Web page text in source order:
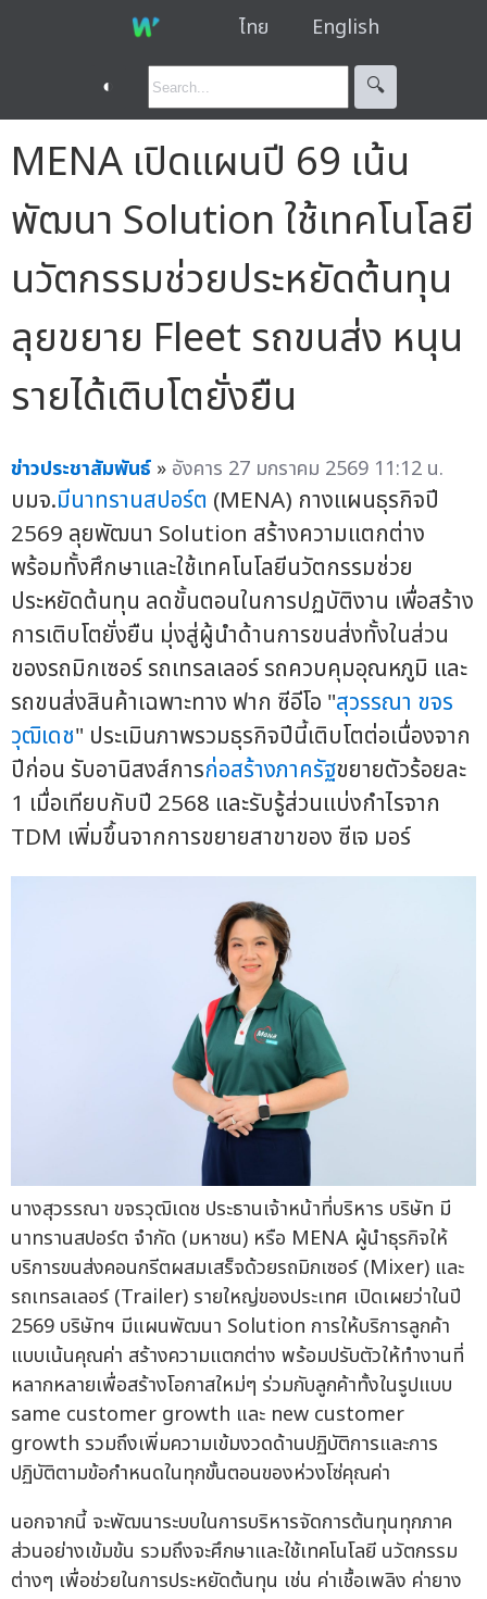
ไทย English
◐ 🔍︎
MENA เปิดแผนปี 69 เน้น
พัฒนา Solution ใช้เทคโนโลยี
นวัตกรรมช่วยประหยัดต้นทุน
ลุยขยาย Fleet รถขนส่ง หนุน
รายได้เติบโตยั่งยืน
ข่าวประชาสัมพันธ์ » อังคาร 27 มกราคม 2569 11:12 น.
บมจ.มีนาทรานสปอร์ต (MENA) กางแผนธุรกิจปี
2569 ลุยพัฒนา Solution สร้างความแตกต่าง
พร้อมทั้งศึกษาและใช้เทคโนโลยีนวัตกรรมช่วย
ประหยัดต้นทุน ลดขั้นตอนในการปฏบัติงาน เพื่อสร้าง
การเติบโตยั่งยืน มุ่งสู่ผู้นำด้านการขนส่งทั้งในส่วน
ของรถมิกเซอร์ รถเทรลเลอร์ รถควบคุมอุณหภูมิ และ
รถขนส่งสินค้าเฉพาะทาง ฟาก ซีอีโอ "สุวรรณา ขจร
วุฒิเดช" ประเมินภาพรวมธุรกิจปีนี้เติบโตต่อเนื่องจาก
ปีก่อน รับอานิสงส์การก่อสร้างภาครัฐขยายตัวร้อยละ
1 เมื่อเทียบกับปี 2568 และรับรู้ส่วนแบ่งกำไรจาก
TDM เพิ่มขึ้นจากการขยายสาขาของ ซีเจ มอร์
นางสุวรรณา ขจรวุฒิเดช ประธานเจ้าหน้าที่บริหาร บริษัท มี
นาทรานสปอร์ต จำกัด (มหาชน) หรือ MENA ผู้นำธุรกิจให้
บริการขนส่งคอนกรีตผสมเสร็จด้วยรถมิกเซอร์ (Mixer) และ
รถเทรลเลอร์ (Trailer) รายใหญ่ของประเทศ เปิดเผยว่าในปี
2569 บริษัทฯ มีแผนพัฒนา Solution การให้บริการลูกค้า
แบบเน้นคุณค่า สร้างความแตกต่าง พร้อมปรับตัวให้ทำงานที่
หลากหลายเพื่อสร้างโอกาสใหม่ๆ ร่วมกับลูกค้าทั้งในรูปแบบ
same customer growth และ new customer
growth รวมถึงเพิ่มความเข้มงวดด้านปฏิบัติการและการ
ปฏิบัติตามข้อกำหนดในทุกขั้นตอนของห่วงโซ่คุณค่า
นอกจากนี้ จะพัฒนาระบบในการบริหารจัดการต้นทุนทุกภาค
ส่วนอย่างเข้มข้น รวมถึงจะศึกษาและใช้เทคโนโลยี นวัตกรรม
ต่างๆ เพื่อช่วยในการประหยัดต้นทุน เช่น ค่าเชื้อเพลิง ค่ายาง